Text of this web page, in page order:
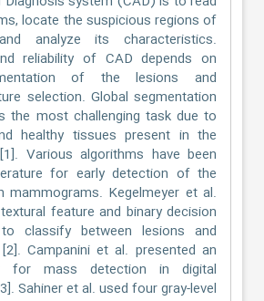
locate the suspicious regions of
analyze its characteristics.
reliability of CAD depends on
of the lesions and
selection. Global segmentation
the most challenging task due to
healthy tissues present in the
Various algorithms have been
for early detection of the
mammograms. Kegelmeyer et al.
feature and binary decision
classify between lesions and
Campanini et al. presented an
for mass detection in digital
Sahiner et al. used four gray-level